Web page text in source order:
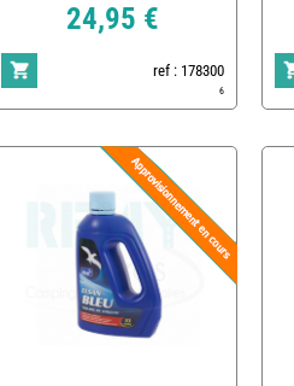
24,95 €
ref : 178300
6